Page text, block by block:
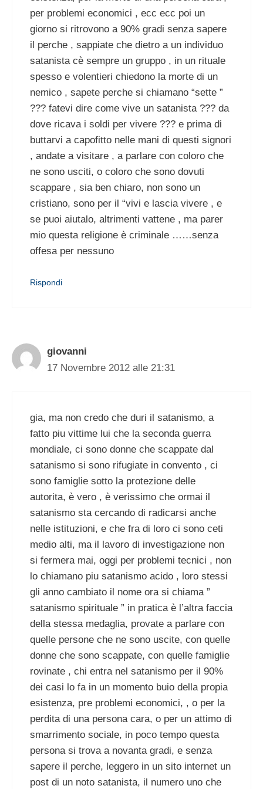
per problemi economici , ecc ecc poi un
giorno si ritrovono a 90% gradi senza sapere
il perche , sappiate che dietro a un individuo
satanista cè sempre un gruppo , in un rituale
spesso e volentieri chiedono la morte di un
nemico , sapete perche si chiamano “sette ”
??? fatevi dire come vive un satanista ??? da
dove ricava i soldi per vivere ??? e prima di
buttarvi a capofitto nelle mani di questi signori
, andate a visitare , a parlare con coloro che
ne sono usciti, o coloro che sono dovuti
scappare , sia ben chiaro, non sono un
cristiano, sono per il “vivi e lascia vivere , e
se puoi aiutalo, altrimenti vattene , ma parer
mio questa religione è criminale ……senza
offesa per nessuno
Rispondi
giovanni
17 Novembre 2012 alle 21:31
gia, ma non credo che duri il satanismo, a
fatto piu vittime lui che la seconda guerra
mondiale, ci sono donne che scappate dal
satanismo si sono rifugiate in convento , ci
sono famiglie sotto la protezione delle
autorita, è vero , è verissimo che ormai il
satanismo sta cercando di radicarsi anche
nelle istituzioni, e che fra di loro ci sono ceti
medio alti, ma il lavoro di investigazione non
si fermera mai, oggi per problemi tecnici , non
lo chiamano piu satanismo acido , loro stessi
gli anno cambiato il nome ora si chiama ”
satanismo spirituale ” in pratica è l’altra faccia
della stessa medaglia, provate a parlare con
quelle persone che ne sono uscite, con quelle
donne che sono scappate, con quelle famiglie
rovinate , chi entra nel satanismo per il 90%
dei casi lo fa in un momento buio della propia
esistenza, pre problemi economici, , o per la
perdita di una persona cara, o per un attimo di
smarrimento sociale, in poco tempo questa
persona si trova a novanta gradi, e senza
sapere il perche, leggero in un sito internet un
post di un noto satanista, il numero uno che